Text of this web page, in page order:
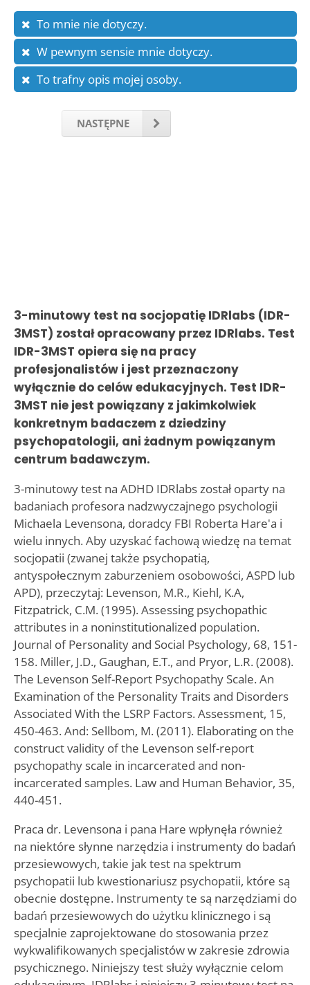
To mnie nie dotyczy.
W pewnym sensie mnie dotyczy.
To trafny opis mojej osoby.
NASTĘPNE
3-minutowy test na socjopatię IDRlabs (IDR-
3MST) został opracowany przez IDRlabs. Test
IDR-3MST opiera się na pracy
profesjonalistów i jest przeznaczony
wyłącznie do celów edukacyjnych. Test IDR-
3MST nie jest powiązany z jakimkolwiek
konkretnym badaczem z dziedziny
psychopatologii, ani żadnym powiązanym
centrum badawczym.
3-minutowy test na ADHD IDRlabs został oparty na
badaniach profesora nadzwyczajnego psychologii
Michaela Levensona, doradcy FBI Roberta Hare'a i
wielu innych. Aby uzyskać fachową wiedzę na temat
socjopatii (zwanej także psychopatią,
antyspołecznym zaburzeniem osobowości, ASPD lub
APD), przeczytaj: Levenson, M.R., Kiehl, K.A,
Fitzpatrick, C.M. (1995). Assessing psychopathic
attributes in a noninstitutionalized population.
Journal of Personality and Social Psychology, 68, 151-
158. Miller, J.D., Gaughan, E.T., and Pryor, L.R. (2008).
The Levenson Self-Report Psychopathy Scale. An
Examination of the Personality Traits and Disorders
Associated With the LSRP Factors. Assessment, 15,
450-463. And: Sellbom, M. (2011). Elaborating on the
construct validity of the Levenson self-report
psychopathy scale in incarcerated and non-
incarcerated samples. Law and Human Behavior, 35,
440-451.
Praca dr. Levensona i pana Hare wpłynęła również
na niektóre słynne narzędzia i instrumenty do badań
przesiewowych, takie jak test na spektrum
psychopatii lub kwestionariusz psychopatii, które są
obecnie dostępne. Instrumenty te są narzędziami do
badań przesiewowych do użytku klinicznego i są
specjalnie zaprojektowane do stosowania przez
wykwalifikowanych specjalistów w zakresie zdrowia
psychicznego. Niniejszy test służy wyłącznie celom